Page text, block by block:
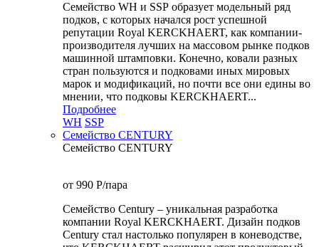
Семейство WH и SSP образует модельный ряд
подков, с которых начался рост успешной
репутации Royal KERCKHAERT, как компании-
производителя лучших на массовом рынке подков
машинной штамповки. Конечно, ковали разных
стран пользуются и подковами иных мировых
марок и модификаций, но почти все они едины во
мнении, что подковы KERCKHAERT...
Подробнее
WH SSP
Семейство CENTURY
Семейство CENTURY
от 990 P/пара
Семейство Century – уникальная разработка
компании Royal KERCKHAERT. Дизайн подков
Century стал настолько популярен в коневодстве,